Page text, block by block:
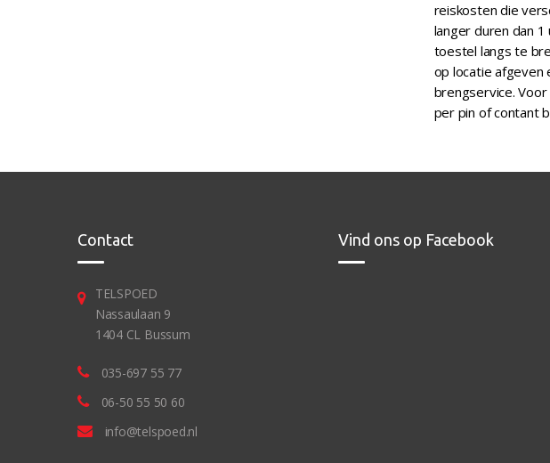
reiskosten die
langer duren dan
toestel langs te
op locatie afgeven
brengservice.
per pin of contant
Contact
TELSPOED
Nassaulaan 9
1404 CL Bussum
035-697 55 77
06-50 55 50 60
info@telspoed.nl
Vind ons op Facebook